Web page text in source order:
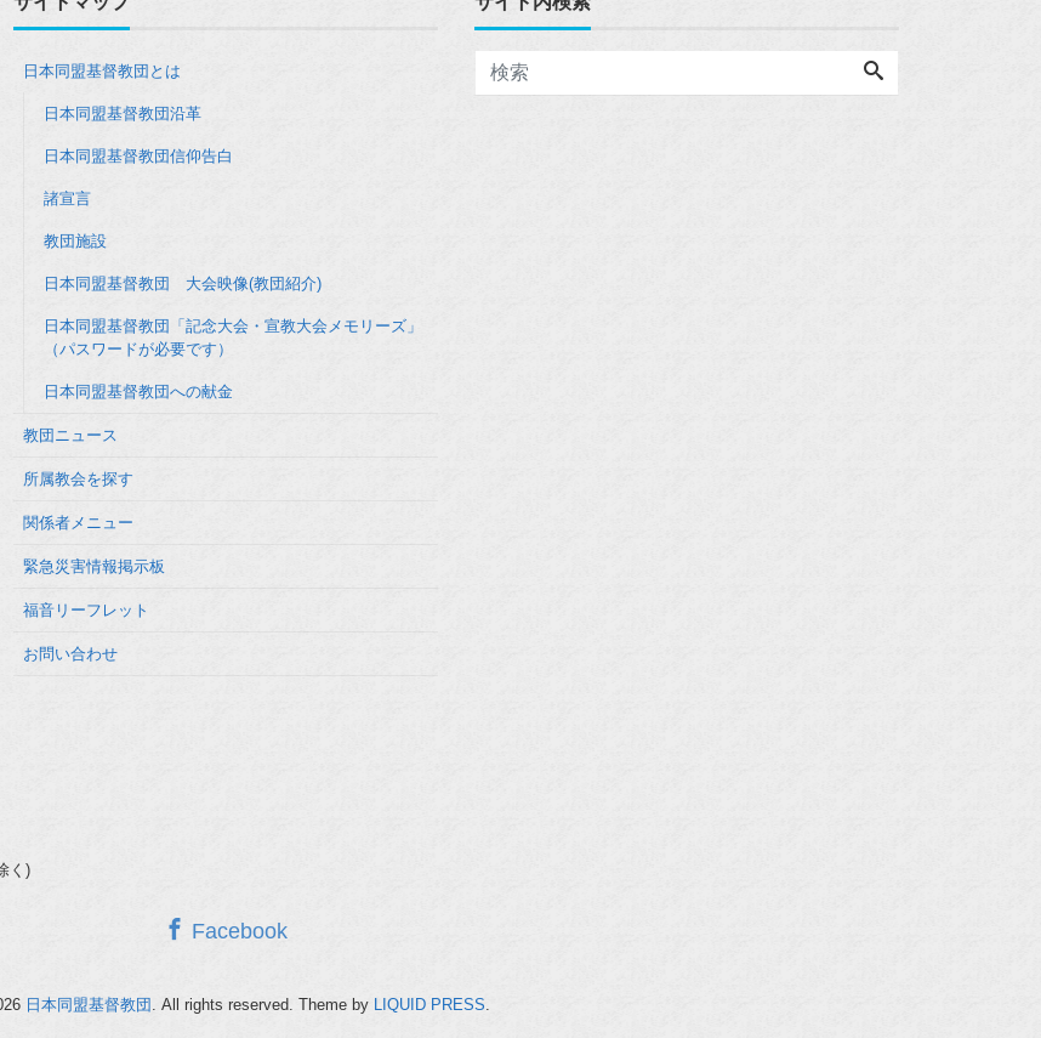
日本同盟基督教団とは
日本同盟基督教団沿革
日本同盟基督教団信仰告白
諸宣言
教団施設
日本同盟基督教団 大会映像(教団紹介)
日本同盟基督教団「記念大会・宣教大会メモリーズ」
（パスワードが必要です）
日本同盟基督教団への献金
教団ニュース
所属教会を探す
関係者メニュー
緊急災害情報掲示板
福音リーフレット
お問い合わせ
く)
Facebook
日本同盟基督教団 . All rights reserved. Theme by LIQUID PRESS